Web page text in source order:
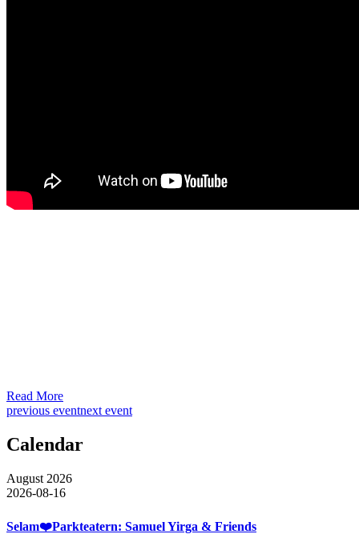
Read More
previous eventnext event
Calendar
August 2026
2026-08-16
Selam❤️Parkteatern: Samuel Yirga & Friends